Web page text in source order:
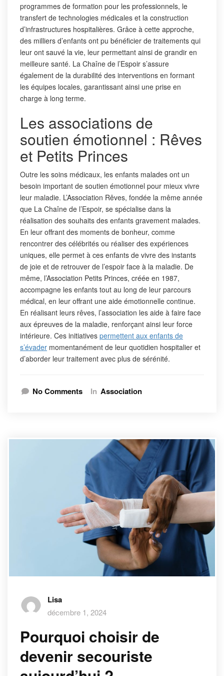
programmes de formation pour les professionnels, le
transfert de technologies médicales et la construction
d’infrastructures hospitalières. Grâce à cette approche,
des milliers d’enfants ont pu bénéficier de traitements qui
leur ont sauvé la vie, leur permettant ainsi de grandir en
meilleure santé. La Chaîne de l’Espoir s’assure
également de la durabilité des interventions en formant
les équipes locales, garantissant ainsi une prise en
charge à long terme.
Les associations de
soutien émotionnel : Rêves
et Petits Princes
Outre les soins médicaux, les enfants malades ont un
besoin important de soutien émotionnel pour mieux vivre
leur maladie. L’Association Rêves, fondée la même année
que La Chaîne de l’Espoir, se spécialise dans la
réalisation des souhaits des enfants gravement malades.
En leur offrant des moments de bonheur, comme
rencontrer des célébrités ou réaliser des expériences
uniques, elle permet à ces enfants de vivre des instants
de joie et de retrouver de l’espoir face à la maladie. De
même, l’Association Petits Princes, créée en 1987,
accompagne les enfants tout au long de leur parcours
médical, en leur offrant une aide émotionnelle continue.
En réalisant leurs rêves, l’association les aide à faire face
aux épreuves de la maladie, renforçant ainsi leur force
intérieure. Ces initiatives permettent aux enfants de
s’évader momentanément de leur quotidien hospitalier et
d’aborder leur traitement avec plus de sérénité.
No Comments In Association
Lisa
décembre 1, 2024
Pourquoi choisir de
devenir secouriste